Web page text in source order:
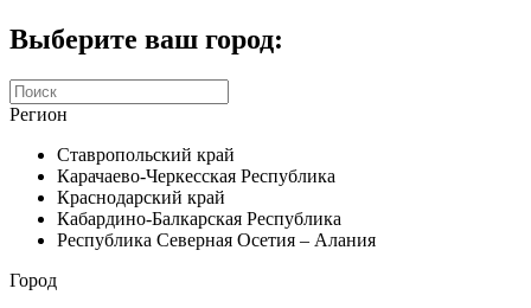
Выберите ваш город:
Регион
Ставропольский край
Карачаево-Черкесская Республика
Краснодарский край
Кабардино-Балкарская Республика
Республика Северная Осетия – Алания
Город